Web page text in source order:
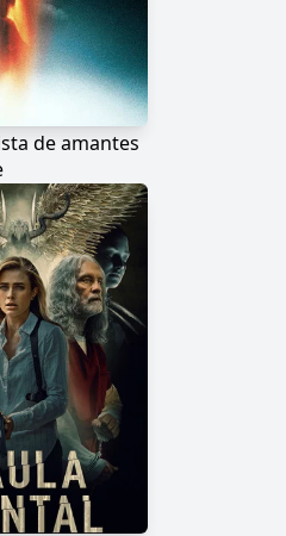
de amantes